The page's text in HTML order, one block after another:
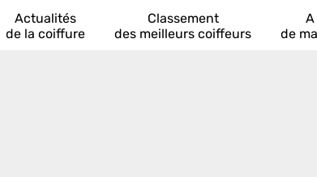
Actualités
de la coiffure
Classement
des meilleurs coiffeurs
de